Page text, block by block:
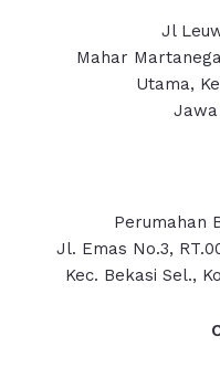
Jl
Mahar
Utama,
Perumahan
Jl. Emas No.3,
Kec. Bekasi Sel.,